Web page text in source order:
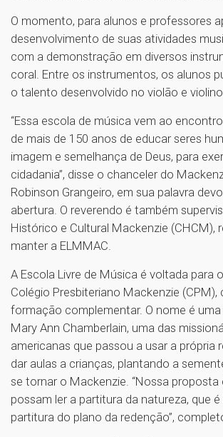
O momento, para alunos e professores
desenvolvimento de suas atividades
com a demonstração em diversos
coral. Entre os instrumentos, os alunos
o talento desenvolvido no violão e violino.
“Essa escola de música vem ao
de mais de 150 anos de educar seres
imagem e semelhança de Deus, para
cidadania”, disse o chanceler do
Robinson Grangeiro, em sua palavra
abertura. O reverendo é também
Histórico e Cultural Mackenzie (CHCM),
manter a ELMMAC.
A Escola Livre de Música é voltada para
Colégio Presbiteriano Mackenzie (CPM),
formação complementar. O nome é
Mary Ann Chamberlain, uma das
americanas que passou a usar a própria
dar aulas a crianças, plantando a
se tornar o Mackenzie. “Nossa proposta
possam ler a partitura da natureza, que é
partitura do plano da redenção”,